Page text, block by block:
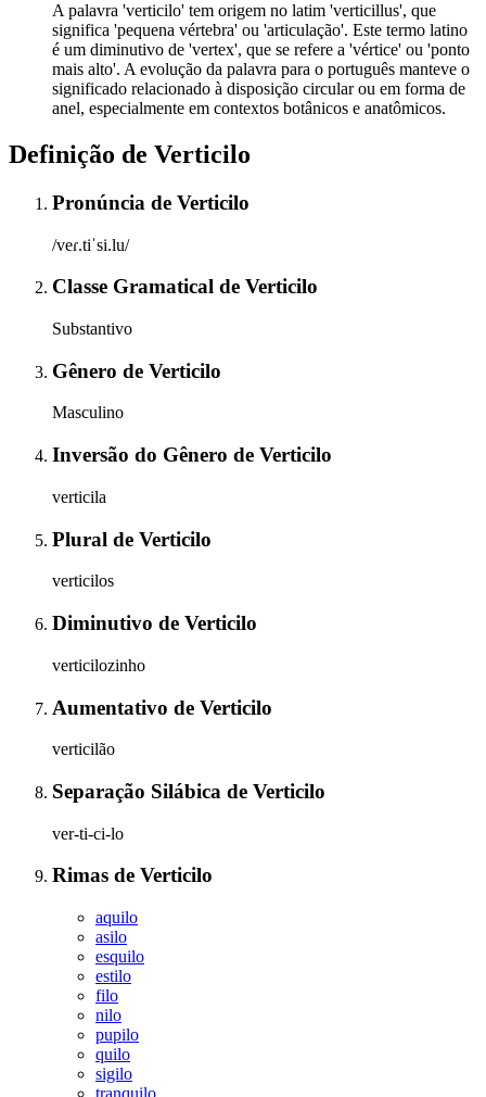
A palavra 'verticilo' tem origem no latim 'verticillus', que
significa 'pequena vértebra' ou 'articulação'. Este termo latino
é um diminutivo de 'vertex', que se refere a 'vértice' ou 'ponto
mais alto'. A evolução da palavra para o português manteve o
significado relacionado à disposição circular ou em forma de
anel, especialmente em contextos botânicos e anatômicos.
Definição de Verticilo
Pronúncia de Verticilo
/veɾ.tiˈsi.lu/
Classe Gramatical de Verticilo
Substantivo
Gênero de Verticilo
Masculino
Inversão do Gênero de Verticilo
verticila
Plural de Verticilo
verticilos
Diminutivo de Verticilo
verticilozinho
Aumentativo de Verticilo
verticilão
Separação Silábica de Verticilo
ver-ti-ci-lo
Rimas de Verticilo
aquilo
asilo
esquilo
estilo
filo
nilo
pupilo
quilo
sigilo
tranquilo